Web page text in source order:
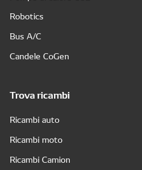
Robotics
Bus A/C
Candele CoGen
Trova ricambi
Ricambi auto
Ricambi moto
Ricambi Camion